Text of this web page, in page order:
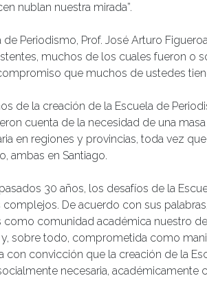
nublan nuestra mirada”.
Periodismo, Prof. José Arturo
muchos de los cuales fueron o
que muchos de ustedes
de la creación de la Escuela de
cuenta de la necesidad de una
en regiones y provincias, toda vez
ambas en Santiago.
30 años, los desafíos de la
De acuerdo con sus
comunidad académica nuestro
sobre todo, comprometida como
con convicción que la creación de la
necesaria, académicamente